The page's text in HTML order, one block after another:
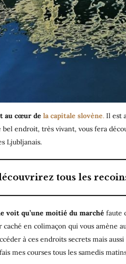
au cœur de la capitale slovène. Il est
bel endroit, très vivant, vous fera
Ljubljanais.
tous les
voit qu’une moitié du marché faute
en colimaçon qui vous amène
à ces endroits secrets mais
mes courses tous les samedis